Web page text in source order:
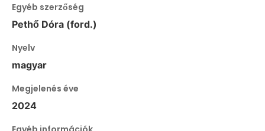
Egyéb szerzőség
Pethő Dóra (ford.)
Nyelv
magyar
Megjelenés éve
2024